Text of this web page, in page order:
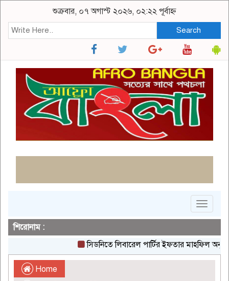
শুক্রবার, ০৭ অগাস্ট ২০২৬, ০২:২২ পূর্বাহ্ন
Search
Toggle
শিরোনাম :
সিডনিতে লিবারেল পার্টির ইফতার মাহফিল অনুষ্ঠিত
Home